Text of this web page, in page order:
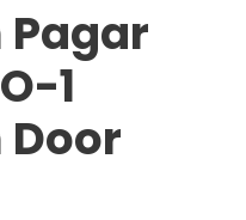
1